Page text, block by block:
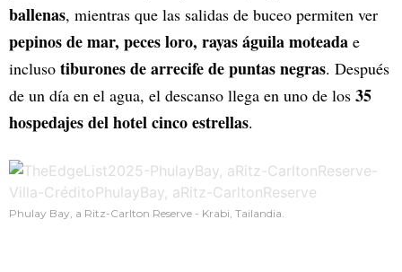
ballenas, mientras que las salidas de buceo permiten ver
pepinos de mar, peces loro, rayas águila moteada e
incluso tiburones de arrecife de puntas negras. Después
de un día en el agua, el descanso llega en uno de los 35
hospedajes del hotel cinco estrellas.
Phulay Bay, a Ritz-Carlton Reserve - Krabi, Tailandia.